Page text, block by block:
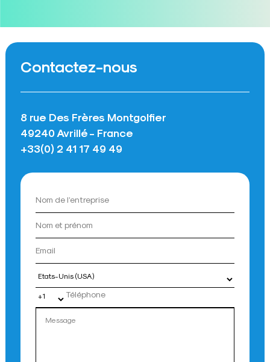
Contactez-nous
8 rue Des Frères Montgolfier
49240 Avrillé - France
+33(0) 2 41 17 49 49